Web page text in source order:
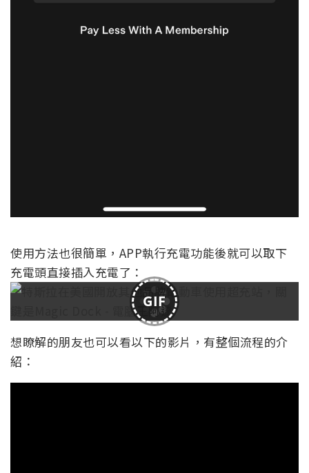
使用方法也很簡單，APP執行充電功能後就可以取下
充電頭直接插入充電了：
GIF
想瞭解的朋友也可以看以下的影片，有整個流程的介
紹：